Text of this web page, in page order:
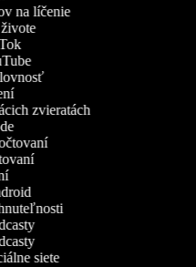
na líčenie
zvieratách
siete